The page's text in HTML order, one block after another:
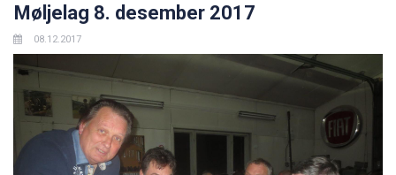
Møljelag 8. desember 2017
08.12.2017